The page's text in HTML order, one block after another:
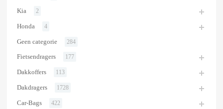
Kia 2
Honda 4
Geen categorie 284
Fietsendragers 177
Dakkoffers 113
Dakdragers 1728
Car-Bags 422